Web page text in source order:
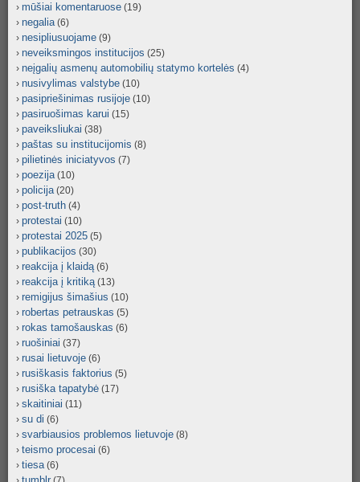
mūšiai komentaruose (19)
negalia(6)
nesipliusuojame (9)
neveiksmingos institucijos (25)
neįgalių asmenų automobilių statymo kortelės (4)
nusivylimas valstybe (10)
pasipriešinimas rusijoje (10)
pasiruošimas karui (15)
paveiksliukai (38)
paštas su institucijomis (8)
pilietinės iniciatyvos (7)
poezija(10)
policija(20)
post-truth (4)
protestai (10)
protestai 2025 (5)
publikacijos (30)
reakcija į klaidą(6)
reakcija į kritiką(13)
remigijus šimašius (10)
robertas petrauskas (5)
rokas tamošauskas (6)
ruošiniai (37)
rusai lietuvoje (6)
rusiškasis faktorius (5)
rusiška tapatybė (17)
skaitiniai (11)
su di (6)
svarbiausios problemos lietuvoje (8)
teismo procesai (6)
tiesa(6)